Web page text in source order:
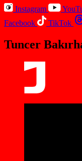
Instagram
Facebook
TikTok
Tuncer